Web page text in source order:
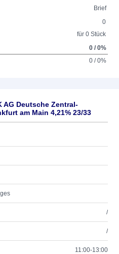
Brief
0
für 0 Stück
0 / 0%
0 / 0%
AG Deutsche Zentral-
am Main 4,21% 23/33
/
/
11:00-13:00